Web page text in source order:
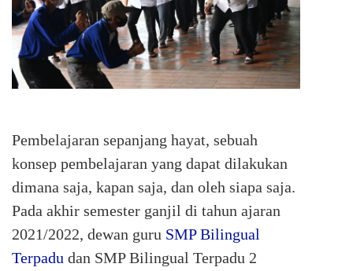
Pembelajaran sepanjang hayat, sebuah
konsep pembelajaran yang dapat dilakukan
dimana saja, kapan saja, dan oleh siapa saja.
Pada akhir semester ganjil di tahun ajaran
2021/2022, dewan guru SMP Bilingual
Terpadu dan SMP Bilingual Terpadu 2